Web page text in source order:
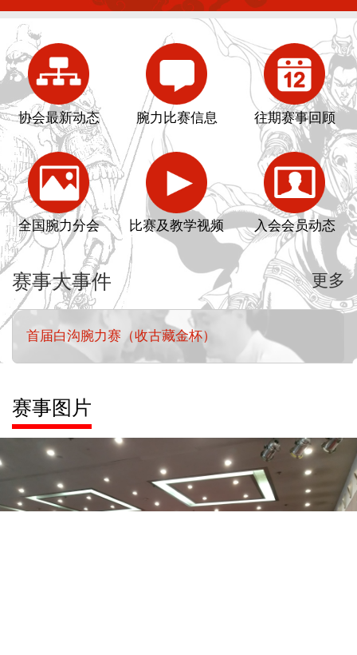
协会最新动态 腕力比赛信息 往期赛事回顾
全国腕力分会 比赛及教学视频 入会会员动态
赛事大事件 更多
首届白沟腕力赛（收古藏金杯）
赛事图片